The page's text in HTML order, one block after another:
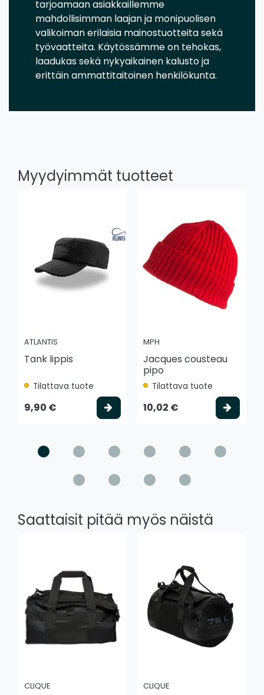
tarjoamaan asiakkaillemme
mahdollisimman laajan ja monipuolisen
valikoiman erilaisia mainostuotteita sekä
työvaatteita. Käytössämme on tehokas,
laadukas sekä nykyaikainen kalusto ja
erittäin ammattitaitoinen henkilökunta.
Myydyimmät tuotteet
ATLANTIS
Tank lippis
Tilattava tuote
9,90 € Valitse vaihtoehto
MPH
Jacques cousteau
pipo
Tilattava tuote
10,02 €
Saattaisit pitää myös näistä
CLIQUE CLIQUE